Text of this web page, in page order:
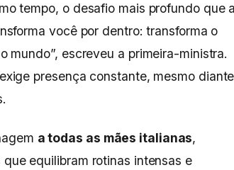
tempo, o desafio mais profundo que a
você por dentro: transforma o
mundo”, escreveu a primeira-ministra.
presença constante, mesmo diante
a todas as mães italianas,
equilibram rotinas intensas e